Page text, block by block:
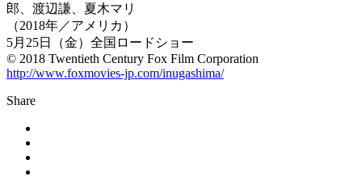
郎、渡辺謙、夏木マリ
（2018年／アメリカ）
5月25日（金）全国ロードショー
© 2018 Twentieth Century Fox Film Corporation
http://www.foxmovies-jp.com/inugashima/
Share